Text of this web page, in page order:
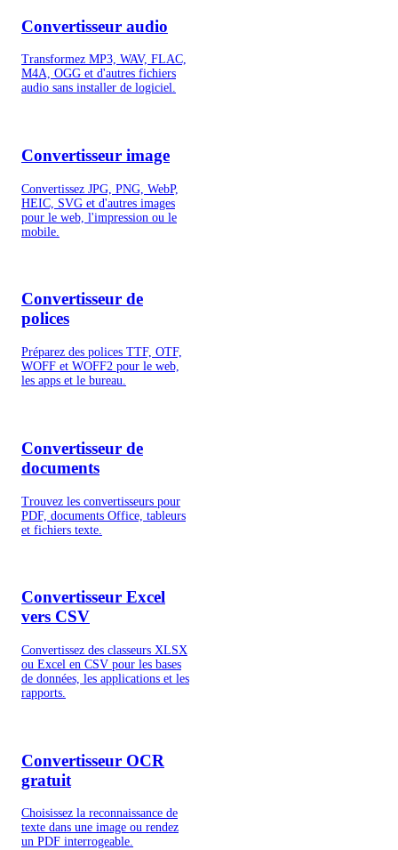
Convertisseur audio
Transformez MP3, WAV, FLAC,
M4A, OGG et d'autres fichiers
audio sans installer de logiciel.
Convertisseur image
Convertissez JPG, PNG, WebP,
HEIC, SVG et d'autres images
pour le web, l'impression ou le
mobile.
Convertisseur de
polices
Préparez des polices TTF, OTF,
WOFF et WOFF2 pour le web,
les apps et le bureau.
Convertisseur de
documents
Trouvez les convertisseurs pour
PDF, documents Office, tableurs
et fichiers texte.
Convertisseur Excel
vers CSV
Convertissez des classeurs XLSX
ou Excel en CSV pour les bases
de données, les applications et les
rapports.
Convertisseur OCR
gratuit
Choisissez la reconnaissance de
texte dans une image ou rendez
un PDF interrogeable.